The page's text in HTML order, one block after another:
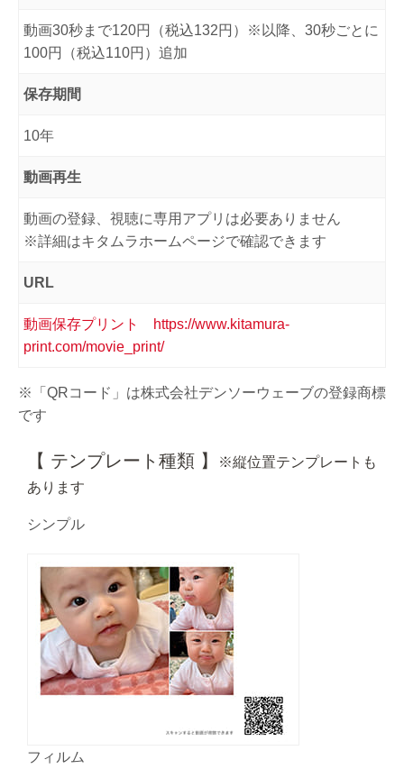
動画30秒まで120円（税込132円）※以降、30秒ごとに
100円（税込110円）追加
保存期間
10年
動画再生
動画の登録、視聴に専用アプリは必要ありません
※詳細はキタムラホームページで確認できます
URL
動画保存プリント https://www.kitamura-
print.com/movie_print/
※「QRコード」は株式会社デンソーウェーブの登録商標
です
【 テンプレート種類 】
※縦位置テンプレートも
あります
シンプル
フィルム